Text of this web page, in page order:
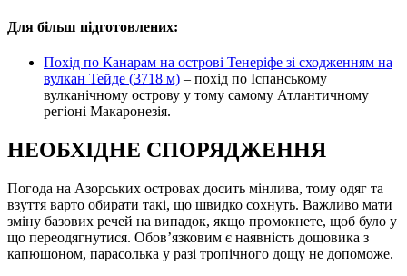
Для більш підготовлених:
Похід по Канарам на острові Тенеріфе зі сходженням на
вулкан Тейде (3718 м) – похід по Іспанському
вулканічному острову у тому самому Атлантичному
регіоні Макаронезія.
НЕОБХІДНЕ СПОРЯДЖЕННЯ
Погода на Азорських островах досить мінлива, тому одяг та
взуття варто обирати такі, що швидко сохнуть. Важливо мати
зміну базових речей на випадок, якщо промокнете, щоб було у
що переодягнутися. Обов’язковим є наявність дощовика з
капюшоном, парасолька у разі тропічного дощу не допоможе.